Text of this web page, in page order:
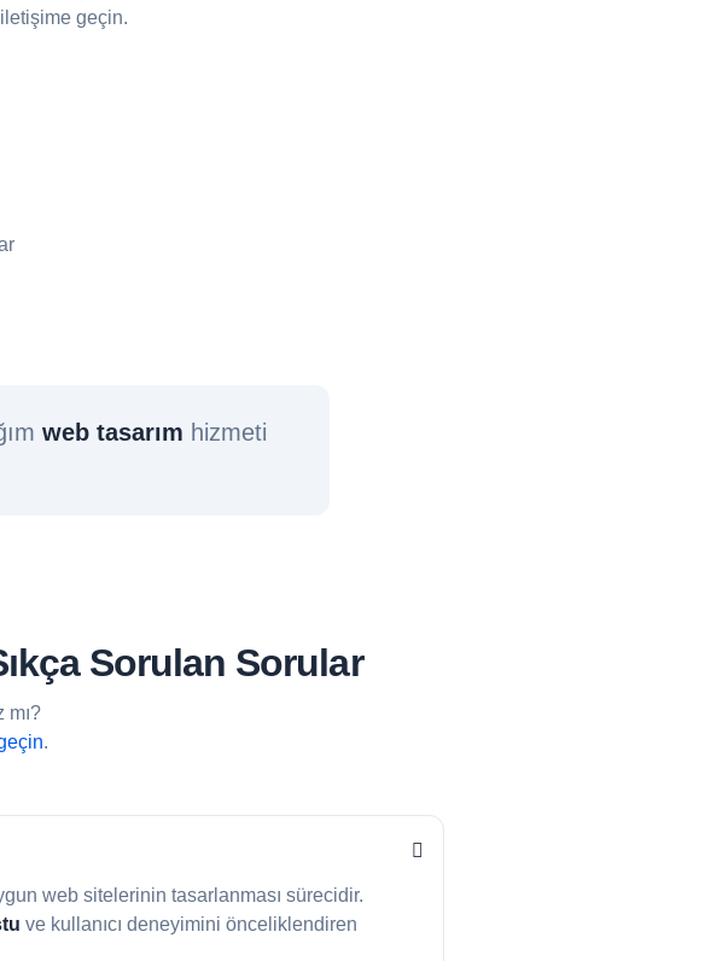
geçin.
web tasarım hizmeti
Sorulan Sorular
mı?
.
web sitelerinin tasarlanması sürecidir.
ve kullanıcı deneyimini önceliklendiren